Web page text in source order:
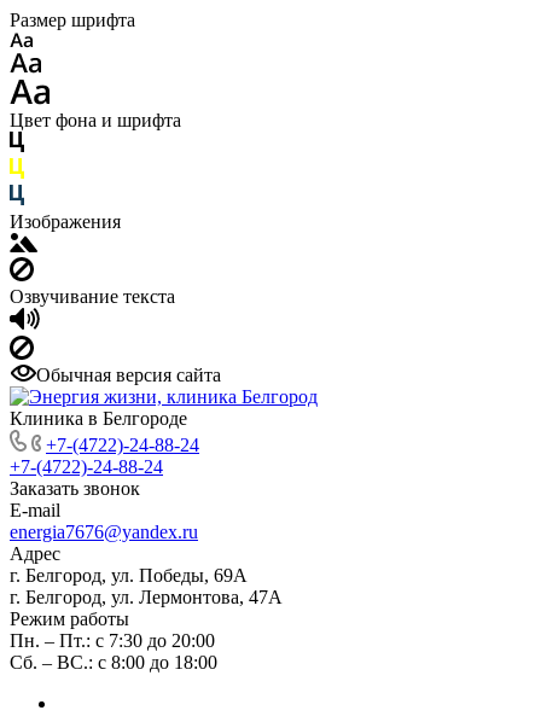
Размер шрифта
Цвет фона и шрифта
Изображения
Озвучивание текста
Обычная версия сайта
Клиника в Белгороде
+7-(4722)-24-88-24
+7-(4722)-24-88-24
Заказать звонок
E-mail
energia7676@yandex.ru
Адрес
г. Белгород, ул. Победы, 69А
г. Белгород, ул. Лермонтова, 47А
Режим работы
Пн. – Пт.: с 7:30 до 20:00
Сб. – ВС.: с 8:00 до 18:00